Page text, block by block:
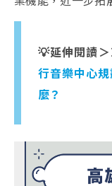
💡延伸閱讀＞
行音樂中心
麼？